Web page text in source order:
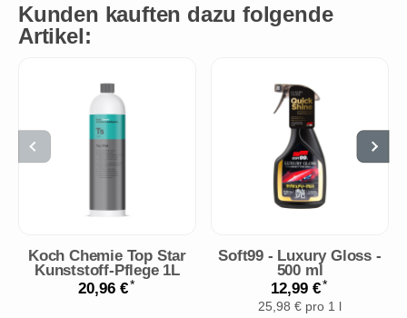
Kunden kauften dazu folgende
Artikel:
Koch Chemie Top Star
Kunststoff-Pflege 1L
20,96 €*
Soft99 - Luxury Gloss -
500 ml
12,99 €*
25,98 € pro 1 l